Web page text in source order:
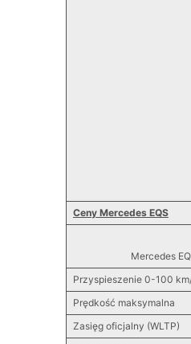
Ceny Mercedes EQS
Mercedes
Przyspieszenie 0-100
Prędkość maksymalna
Zasięg oficjalny (WLTP)